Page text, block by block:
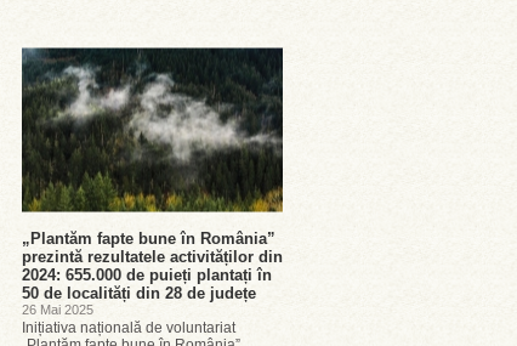
„Plantăm fapte bune în România”
prezintă rezultatele activităților din
2024: 655.000 de puieți plantați în
50 de localități din 28 de județe
26 Mai 2025
Inițiativa națională de voluntariat